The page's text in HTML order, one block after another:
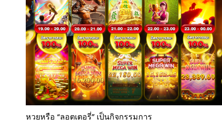
หวยหรือ “ลอตเตอรี่” เป็นกิจกรรมการ